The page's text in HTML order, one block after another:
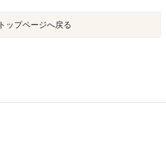
トップページへ戻る